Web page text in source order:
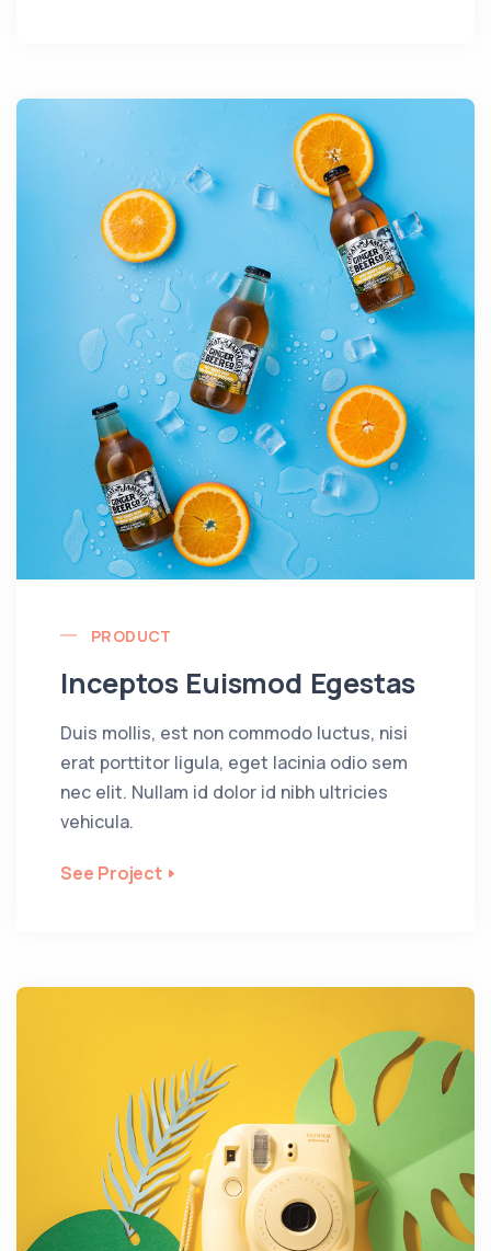
PRODUCT
Inceptos Euismod Egestas
Duis mollis, est non commodo luctus, nisi
erat porttitor ligula, eget lacinia odio sem
nec elit. Nullam id dolor id nibh ultricies
vehicula.
See Project